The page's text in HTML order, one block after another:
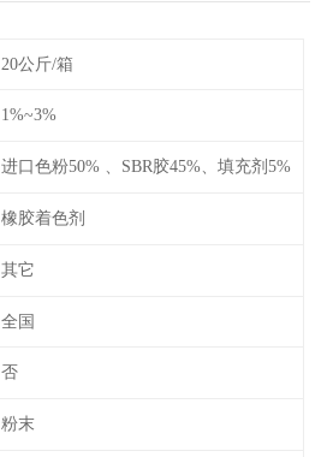
20公斤/箱
1%~3%
进口色粉50% 、SBR胶45%、填充剂5%
橡胶着色剂
其它
全国
否
粉末